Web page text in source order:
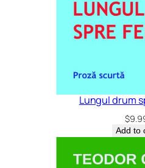
Lungul drum
$
Add to